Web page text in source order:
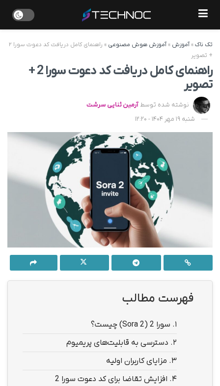
تک ناک»آموزش »آموزش هوش مصنوعی »
راهنمای کامل دریافت کد دعوت سورا ۲
+ تصویر
راهنمای کامل دریافت کد دعوت سورا 2 +
تصویر
نوشته شده توسط آرمین ثنایی سرشت
شنبه 19 مهر 1404 - 12:20
فهرست مطالب
1. سورا 2 (Sora 2) چیست؟
2. دسترسی به قابلیت‌های پریمیوم
3. مزایای کاربران اولیه
4. افزایش تقاضا برای کد دعوت سورا 2